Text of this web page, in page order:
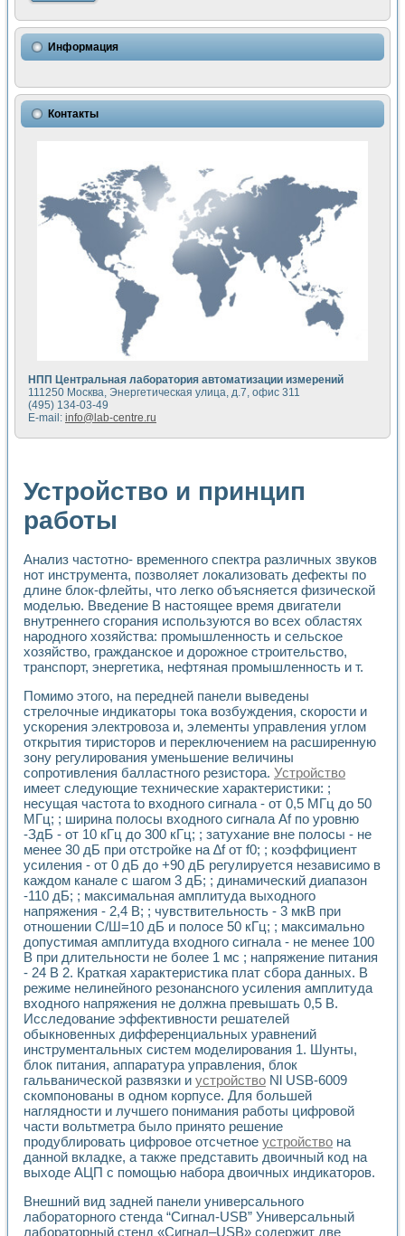
Использование NI LabVIEW для математического
Исследовние возможности создания измерителя ВАХ
Математическое моделирование генератора сигналов -
Применение осциллографического модуля с высоким
Симуляция отклика импульсного радиолокационного
Автоматизация формирования уравнений состояния для
Разработка автоматизированного стенда для измерения
Применение среды LabVIEW для построения картины
Портативная система для определения показателей
Использование LabVIEW для управления источником
Устройство для снятия вольт-амперных характеристик
Передовые научные технологии: нано-, фемто-,
Автоматизированная установка по измерению временных
Автоматизированный лабораторный комплекс на базе
Визуализация моделирования и оптимизации тепловой
Виртуальный прибор для исследования функциональных
Исследование возможности создания экономичного
Исследование кинетики движения макрочастиц в
Метод прогнозирования свойств дисперсных продуктов
Недорогая система управления сверхпроводящим
Применение технологий NI в курсе экспериментальной
Расчет переноса аэрозоля и выпадения осадка в
Применение NI VISION для геометрического анализа в
Система температурной стабилизации
Управление движением с помощью программно -
Система управления асинхронным тиристорным
Лазерный профилометр
Применение средств NATIONAL INSTRUMENTS для
Разработка автоматизированного стенда для
Автоматизированный стенд рентгеновской диагностики
Высокочувствительные оптоэлектронные
Установка для измерения диэлектрических свойств
Лабораторный электрический импедансный томограф на
Микрозондовая система для характеризации
Метод траекторий в исследовании
Промышленная автоматизация
Автоматизация технологических процессов получения
Использование систем технического зрения для контроля
Исследование электромагнитных переходных процессов
Применение LabVIEW при разработке обучающих
Разработка виртуальных тренажеров путем
Система блокировок, сигнализации и защиты ускорителя
Система сбора данных и управления процессом
Управление температурой газовой среды специальной
Разработка программного обеспечения с
Использование технологий NATIONAL INSTRUMENTS
Оборудование для промышленной термотрансферной
Автоматизация реометрических исследований на базе
Применение измерителя иммитанса для исследова¬ния
Исследование электромагнитных переходных процессов
Стенд для исследования электрических переходных
Автоматизация контроля сварных швов на базе
Измерительный контроль с применением
Моделирование надежности и эффективности систем
Лабораторные практикумы и учебные стенды
Автоматизация лабораторного стенда по измерению
Автоматизированные лабораторные комплексы для
Виртуальный прибор для исследования нелинейных
Использование виртуальных приборов в процесе
Использование программ ELECTRONICS WORKBENCH-
Лабораторный практикум по дисциплине «Цифровые
Лабораторный практикум по ИНС на основе LabVIEW
Лабораторный практикум по основам теории коммутации
Опыт использования NI LabVIEW для создания
Информация
Контакты
НПП Центральная лаборатория автоматизации измерений
111250 Москва, Энергетическая улица, д.7, офис 311
(495) 134-03-49
E-mail: info@lab-centre.ru
Устройство и принцип
работы
Анализ частотно- временного спектра различных звуков
нот инструмента, позволяет локализовать дефекты по
длине блок-флейты, что легко объясняется физической
моделью. Введение В настоящее время двигатели
внутреннего сгорания используются во всех областях
народного хозяйства: промышленность и сельское
хозяйство, гражданское и дорожное строительство,
транспорт, энергетика, нефтяная промышленность и т.
Помимо этого, на передней панели выведены
стрелочные индикаторы тока возбуждения, скорости и
ускорения электровоза и, элементы управления углом
открытия тиристоров и переключением на расширенную
зону регулирования уменьшение величины
сопротивления балластного резистора. Устройство
имеет следующие технические характеристики: ;
несущая частота to входного сигнала - от 0,5 МГц до 50
МГц; ; ширина полосы входного сигнала Af по уровню
-ЗдБ - от 10 кГц до 300 кГц; ; затухание вне полосы - не
менее 30 дБ при отстройке на ∆f от f0; ; коэффициент
усиления - от 0 дБ до +90 дБ регулируется независимо в
каждом канале с шагом 3 дБ; ; динамический диапазон
-110 дБ; ; максимальная амплитуда выходного
напряжения - 2,4 В; ; чувствительность - 3 мкВ при
отношении С/Ш=10 дБ и полосе 50 кГц; ; максимально
допустимая амплитуда входного сигнала - не менее 100
В при длительности не более 1 мс ; напряжение питания
- 24 В 2. Краткая характеристика плат сбора данных. В
режиме нелинейного резонансного усиления амплитуда
входного напряжения не должна превышать 0,5 В.
Исследование эффективности решателей
обыкновенных дифференциальных уравнений
инструментальных систем моделирования 1. Шунты,
блок питания, аппаратура управления, блок
гальванической развязки и устройство Nl USB-6009
скомпонованы в одном корпусе. Для большей
наглядности и лучшего понимания работы цифровой
части вольтметра было принято решение
продублировать цифровое отсчетное устройство на
данной вкладке, а также представить двоичный код на
выходе АЦП с помощью набора двоичных индикаторов.
Внешний вид задней панели универсального
лабораторного стенда “Сигнал-USB” Универсальный
лабораторный стенд «Сигнал–USB» содержит две